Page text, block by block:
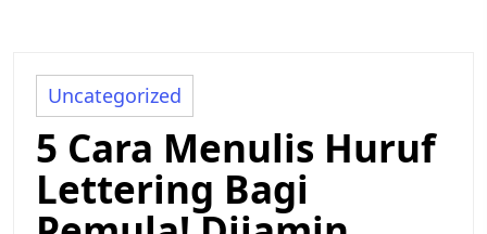
Uncategorized
5 Cara Menulis Huruf
Lettering Bagi